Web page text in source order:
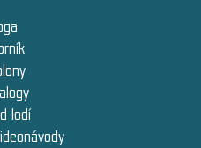
lodí